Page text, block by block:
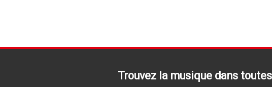
Trouvez la musique dans